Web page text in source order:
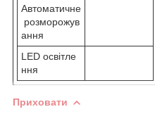
Автоматичне
розморожув
ання
LED освітле
ння
Приховати